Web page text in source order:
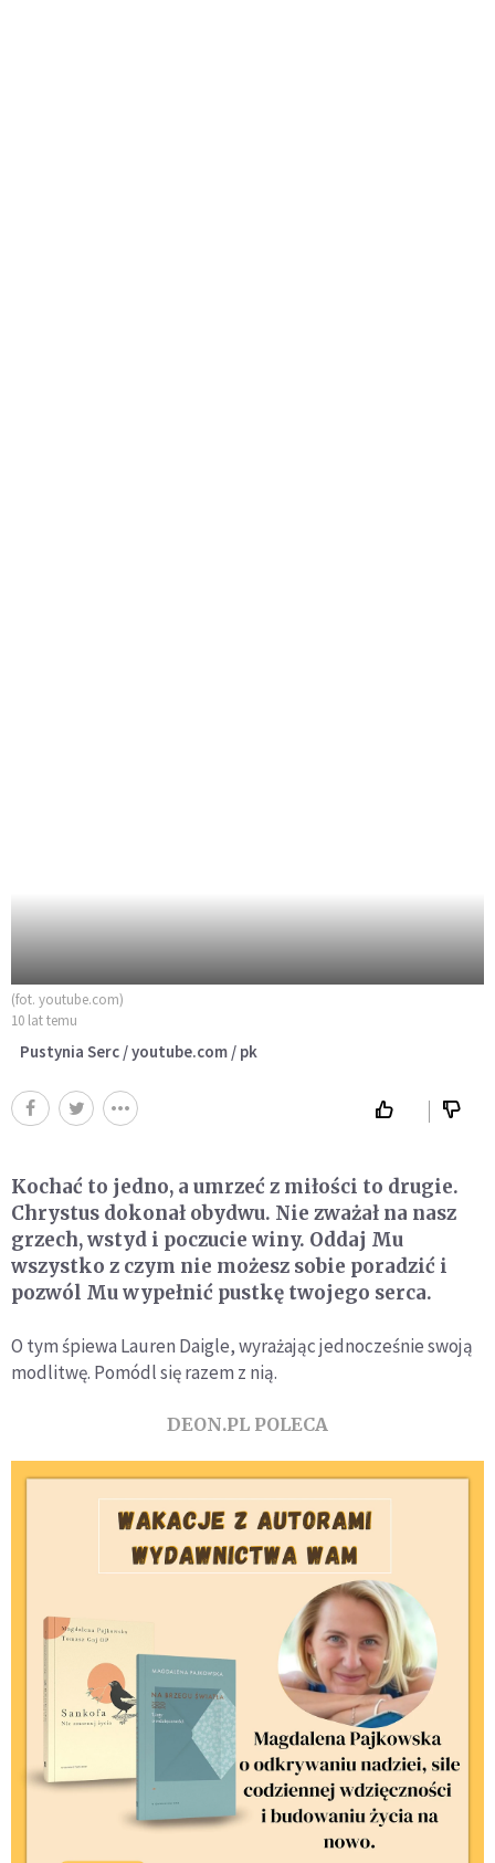
(fot. youtube.com)
10 lat temu
Pustynia Serc / youtube.com / pk
Kochać to jedno, a umrzeć z miłości to drugie.
Chrystus dokonał obydwu. Nie zważał na nasz
grzech, wstyd i poczucie winy. Oddaj Mu
wszystko z czym nie możesz sobie poradzić i
pozwól Mu wypełnić pustkę twojego serca.
O tym śpiewa Lauren Daigle, wyrażając jednocześnie swoją
modlitwę. Pomódl się razem z nią.
DEON.PL POLECA